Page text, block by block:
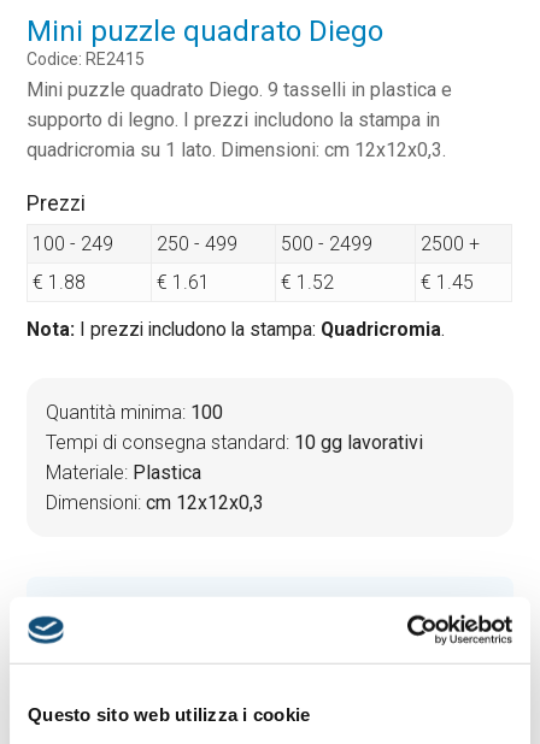
Questo sito web utilizza i cookie
Mini puzzle quadrato Diego
Codice: RE2415
Mini puzzle quadrato Diego. 9 tasselli in plastica e
supporto di legno. I prezzi includono la stampa in
quadricromia su 1 lato. Dimensioni: cm 12x12x0,3.
Prezzi
100 - 249 250 - 499 500 - 2499
2500 +
€ 1.88
€ 1.61 € 1.52 € 1.45
Nota: I prezzi includono la stampa: Quadricromia.
Quantità minima: 100
Tempi di consegna standard: 10 gg lavorativi
Materiale: Plastica
Dimensioni:cm 12x12x0,3
PREVENTIVO & BOZZA GRATUITA
Potrai indicare successivamente la suddivisione per
taglie e colore
Seleziona il colore: